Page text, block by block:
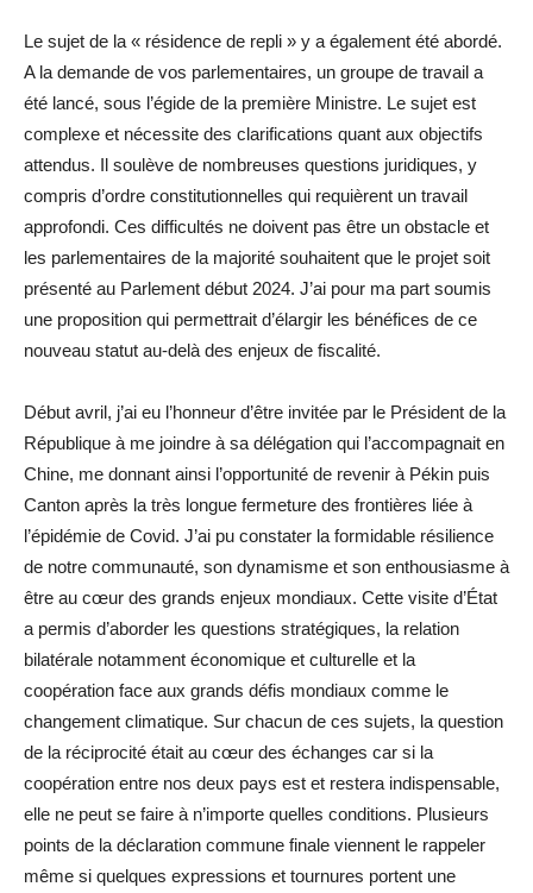
Le sujet de la « résidence de repli » y a également été abordé.
A la demande de vos parlementaires, un groupe de travail a
été lancé, sous l’égide de la première Ministre. Le sujet est
complexe et nécessite des clarifications quant aux objectifs
attendus. Il soulève de nombreuses questions juridiques, y
compris d’ordre constitutionnelles qui requièrent un travail
approfondi. Ces difficultés ne doivent pas être un obstacle et
les parlementaires de la majorité souhaitent que le projet soit
présenté au Parlement début 2024. J’ai pour ma part soumis
une proposition qui permettrait d’élargir les bénéfices de ce
nouveau statut au-delà des enjeux de fiscalité.
Début avril, j’ai eu l’honneur d’être invitée par le Président de la
République à me joindre à sa délégation qui l’accompagnait en
Chine, me donnant ainsi l’opportunité de revenir à Pékin puis
Canton après la très longue fermeture des frontières liée à
l’épidémie de Covid. J’ai pu constater la formidable résilience
de notre communauté, son dynamisme et son enthousiasme à
être au cœur des grands enjeux mondiaux. Cette visite d’État
a permis d’aborder les questions stratégiques, la relation
bilatérale notamment économique et culturelle et la
coopération face aux grands défis mondiaux comme le
changement climatique. Sur chacun de ces sujets, la question
de la réciprocité était au cœur des échanges car si la
coopération entre nos deux pays est et restera indispensable,
elle ne peut se faire à n’importe quelles conditions. Plusieurs
points de la déclaration commune finale viennent le rappeler
même si quelques expressions et tournures portent une